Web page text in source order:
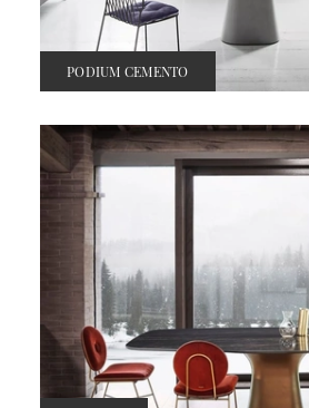
PODIUM CEMENTO